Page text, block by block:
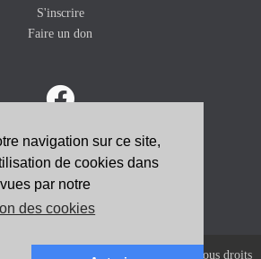
navigation sur ce site,
de cookies dans
par notre
des cookies
S'inscrire
Faire un don
ABONNEZ-VOUS
Internationale COMMUNIO. Tous droits